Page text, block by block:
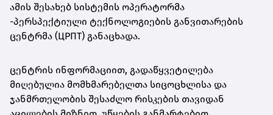
ამის შესახებ სისტემის ოპერატორმა
-პერსპექტიული ტექნოლოგიების განვითარების
ცენტრმა (ЦРПТ) განაცხადა.
ცენტრის ინფორმაციით, გადაწყვეტილება
მიღებულია მომხმარებელთა სიცოცხლისა და
ჯანმრთელობის შესაძლო რისკების თავიდან